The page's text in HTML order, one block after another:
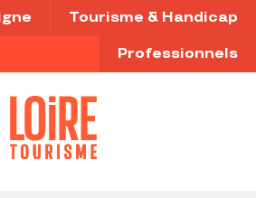
Tourisme & Handicap
Professionnels